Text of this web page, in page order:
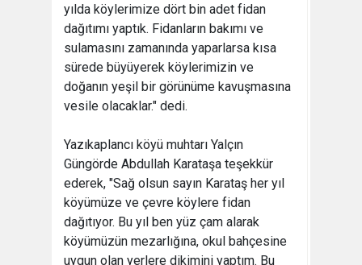
yılda köylerimize dört bin adet fidan
dağıtımı yaptık. Fidanların bakımı ve
sulamasını zamanında yaparlarsa kısa
sürede büyüyerek köylerimizin ve
doğanın yeşil bir görünüme kavuşmasına
vesile olacaklar." dedi.
Yazıkaplancı köyü muhtarı Yalçın
Güngörde Abdullah Karataşa teşekkür
ederek, "Sağ olsun sayın Karataş her yıl
köyümüze ve çevre köylere fidan
dağıtıyor. Bu yıl ben yüz çam alarak
köyümüzün mezarlığına, okul bahçesine
uygun olan yerlere dikimini yaptım. Bu